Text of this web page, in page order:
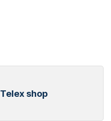
Telex shop